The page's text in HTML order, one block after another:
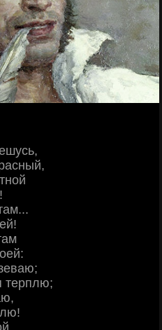
терплю;